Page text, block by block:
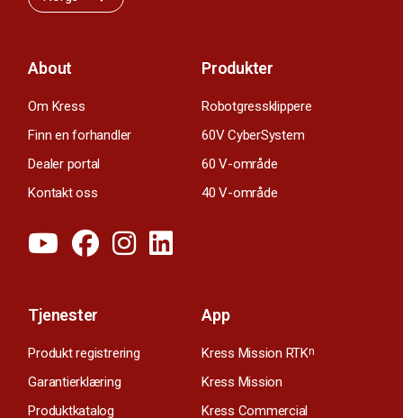
About
Om Kress
Finn en forhandler
Dealer portal
Kontakt oss
Produkter
Robotgressklippere
60V CyberSystem
60 V-område
40 V-område
Tjenester
Produkt registrering
Garantierklæring
Produktkatalog
App
Kress Mission RTKn
Kress Mission
Kress Commercial